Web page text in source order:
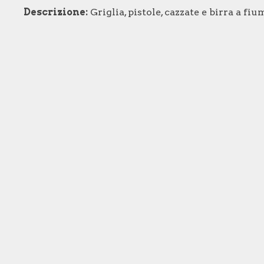
Descrizione: Griglia, pistole, cazzate e birra a